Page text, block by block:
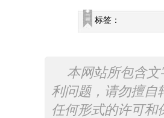
标签：
本网站所包含
利问题，请勿擅自
任何形式的许可和